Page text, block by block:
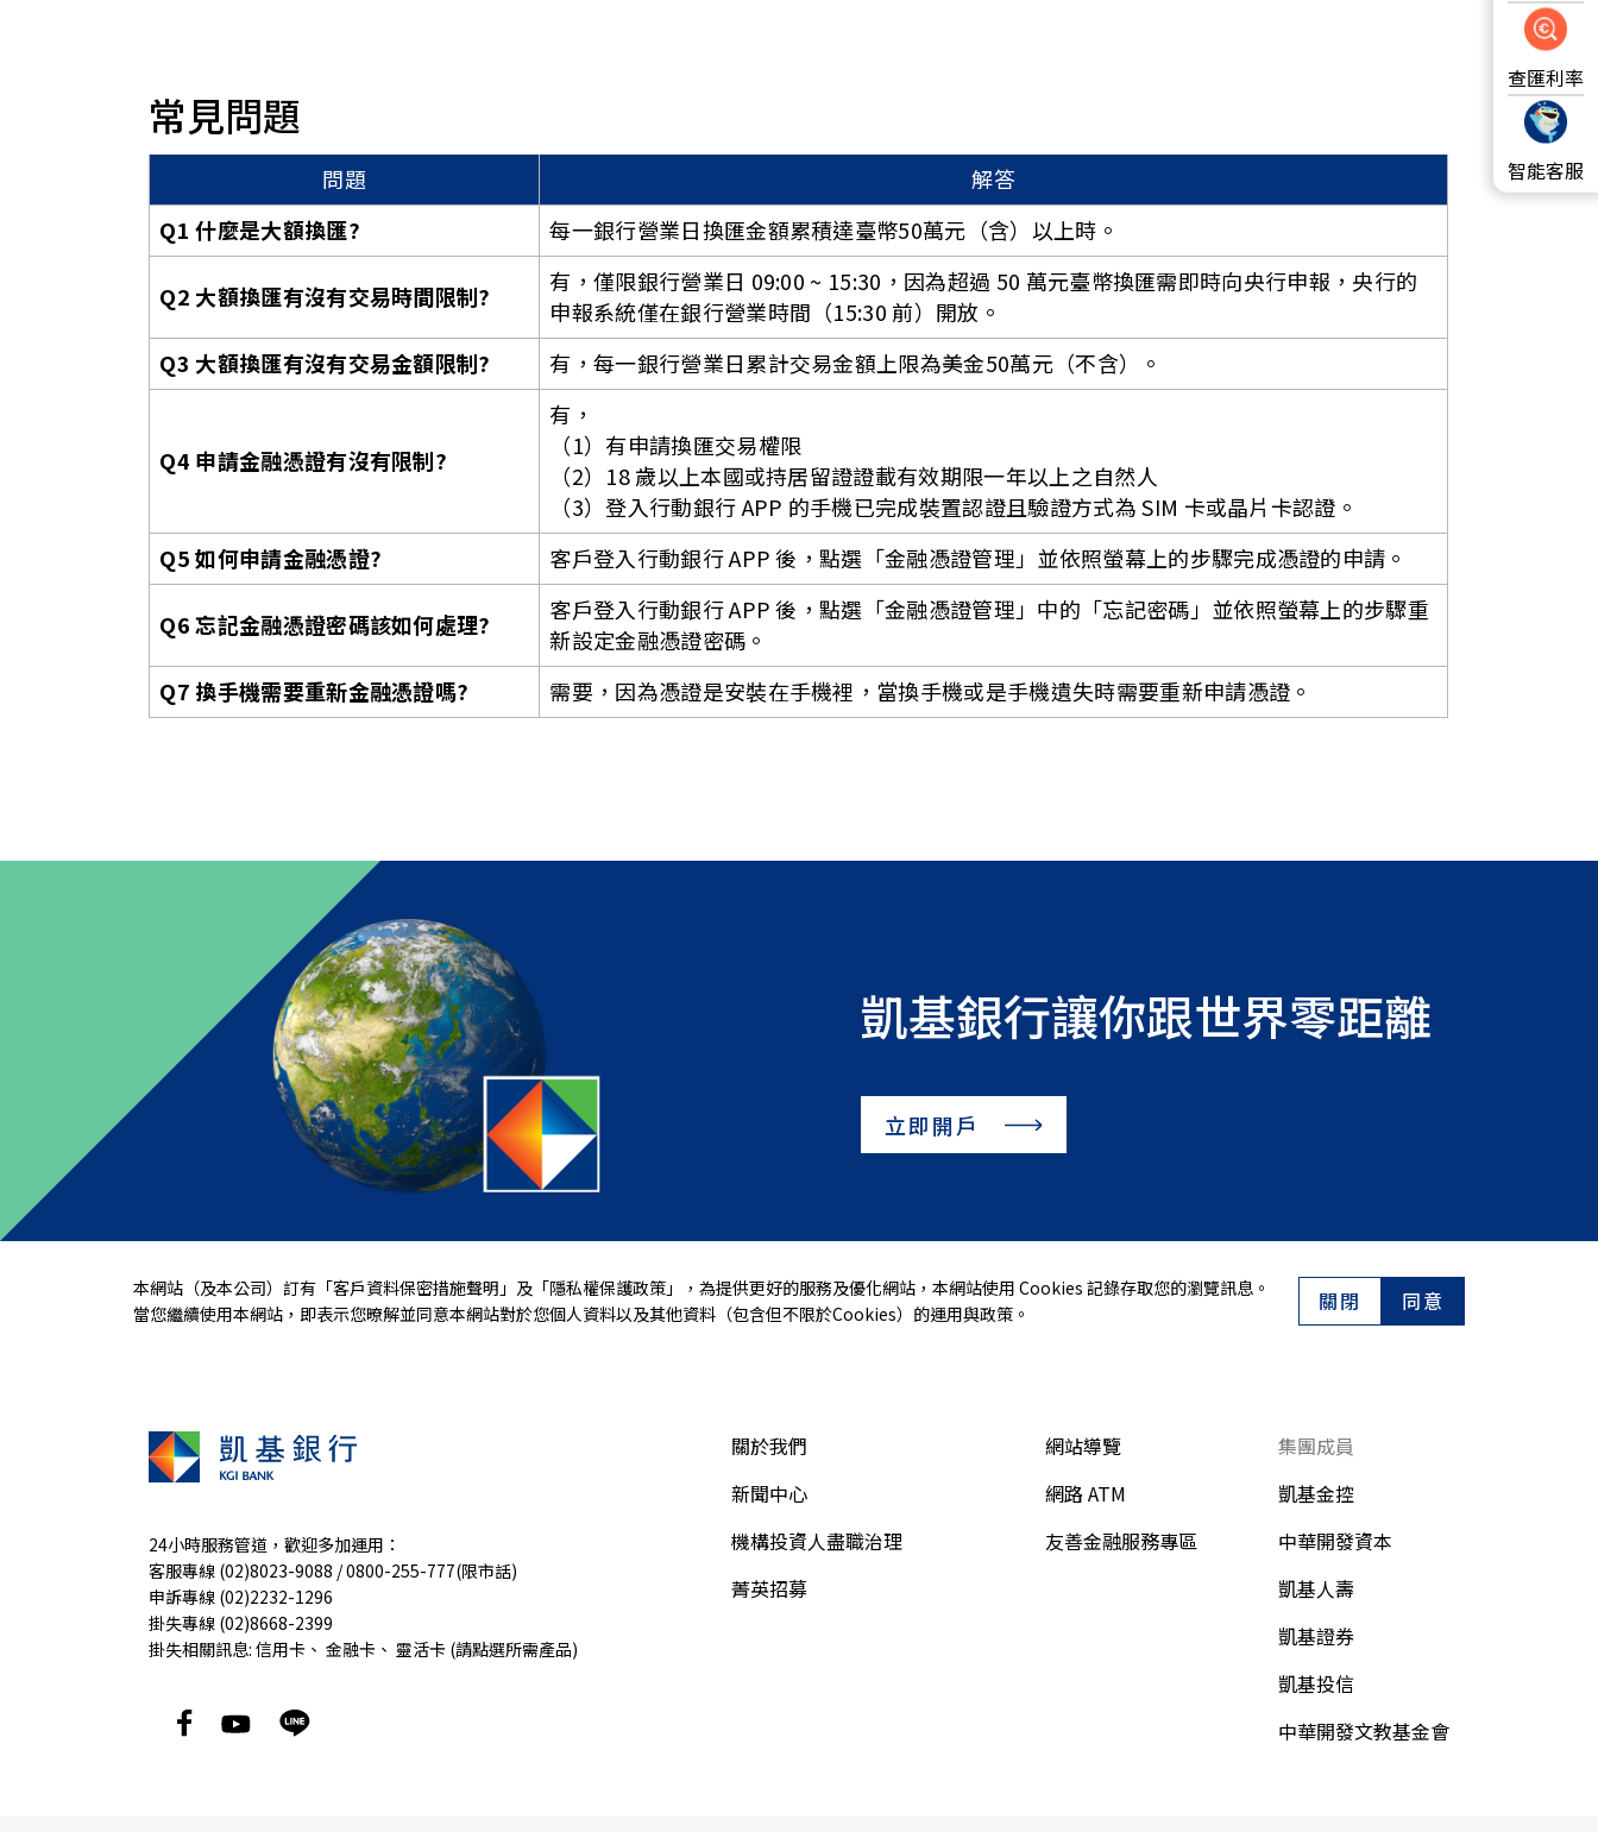
查匯利率
智能客服
常見問題
問題
解答
Q1 什麼是大額換匯?
每一銀行營業日換匯金額累積達臺幣50萬元（含）以上時。
Q2 大額換匯有沒有交易時間限制?
有，僅限銀行營業日 09:00 ~ 15:30，因為超過 50 萬元臺幣換匯需即時向央行申報，央行的
申報系統僅在銀行營業時間（15:30 前）開放。
Q3 大額換匯有沒有交易金額限制?
有，每一銀行營業日累計交易金額上限為美金50萬元（不含）。
Q4 申請金融憑證有沒有限制?
有，
（1）有申請換匯交易權限
（2）18 歲以上本國或持居留證證載有效期限一年以上之自然人
（3）登入行動銀行 APP 的手機已完成裝置認證且驗證方式為 SIM 卡或晶片卡認證。
Q5 如何申請金融憑證?
客戶登入行動銀行 APP 後，點選「金融憑證管理」並依照螢幕上的步驟完成憑證的申請。
Q6 忘記金融憑證密碼該如何處理?
客戶登入行動銀行 APP 後，點選「金融憑證管理」中的「忘記密碼」並依照螢幕上的步驟重
新設定金融憑證密碼。
Q7 換手機需要重新金融憑證嗎?
需要，因為憑證是安裝在手機裡，當換手機或是手機遺失時需要重新申請憑證。
凱基銀行讓你跟世界零距離
立即開戶
本網站（及本公司）訂有「客戶資料保密措施聲明 」及「隱私權保護政策」，為提供更好的服務及優化網站，本網站使用 Cookies 記錄存取您的瀏覽訊息。
當您繼續使用本網站，即表示您暸解並同意本網站對於您個人資料以及其他資料（包含但不限於Cookies）的運用與政策。
關閉 同意
24小時服務管道，歡迎多加運用：
客服專線 (02)8023-9088 / 0800-255-777(限市話)
申訴專線 (02)2232-1296
掛失專線 (02)8668-2399
掛失相關訊息:信用卡 、金融卡 、 靈活卡 (請點選所需產品)
關於我們
新聞中心
機構投資人盡職治理
菁英招募
網站導覽
網路 ATM
友善金融服務專區
集團成員
凱基金控
中華開發資本
凱基人壽
凱基證券
凱基投信
中華開發文教基金會